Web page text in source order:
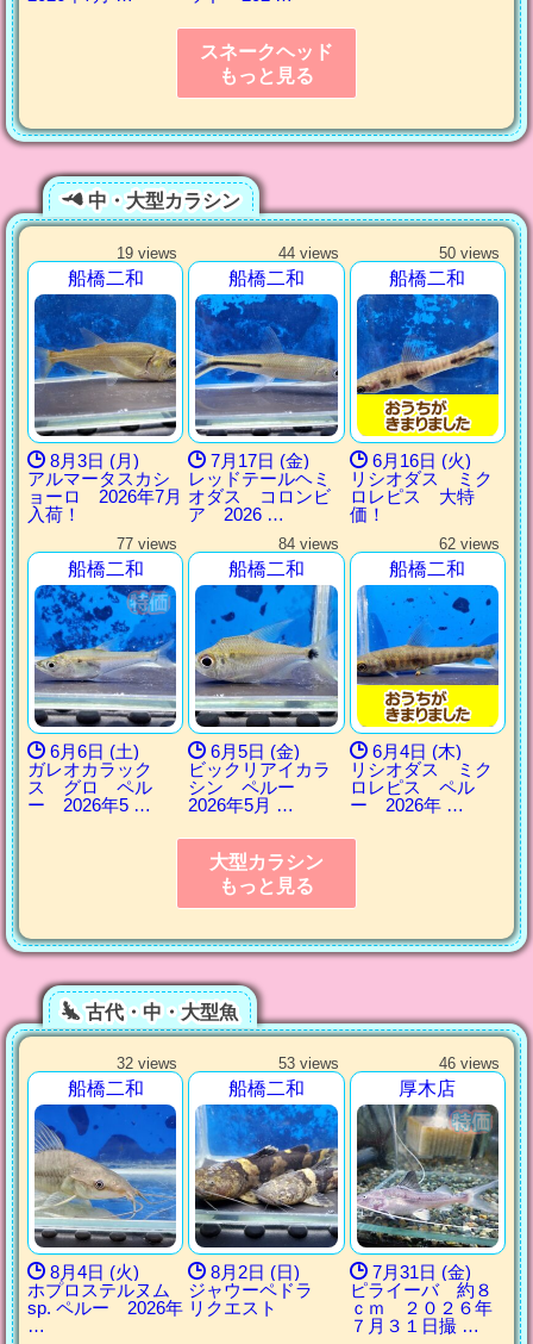
スネークヘッド
もっと見る
中・大型カラシン
19 views
船橋二和
8月3日 (月)
アルマータスカシ
ョーロ 2026年7月
入荷！
44 views
船橋二和
7月17日 (金)
レッドテールヘミ
オダス コロンビ
ア 2026 …
50 views
船橋二和
6月16日 (火)
リシオダス ミク
ロレピス 大特
価！
77 views
船橋二和
6月6日 (土)
ガレオカラック
ス グロ ペル
ー 2026年5 …
84 views
船橋二和
6月5日 (金)
ビックリアイカラ
シン ペルー
2026年5月 …
62 views
船橋二和
6月4日 (木)
リシオダス ミク
ロレピス ペル
ー 2026年 …
大型カラシン
もっと見る
古代・中・大型魚
32 views
船橋二和
8月4日 (火)
ホプロステルヌム
sp. ペルー 2026年
…
53 views
船橋二和
8月2日 (日)
ジャウーペドラ
リクエスト
46 views
厚木店
7月31日 (金)
ピライーバ 約８
ｃｍ ２０２６年
７月３１日撮 …